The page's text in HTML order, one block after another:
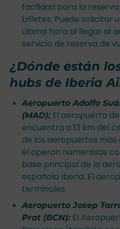
facilidad para la
billetes. Puede solicitar
última hora al llegar al
servicio de reserva de
¿Dónde están
hubs de Iberia
Aeropuerto Adolfo
(MAD):El aeropuerto
encuentra a 13 km del
de los aeropuertos más
él operan numerosas
base principal de la
española Iberia. El
terminales.
Aeropuerto Josep
Prat (BCN):El